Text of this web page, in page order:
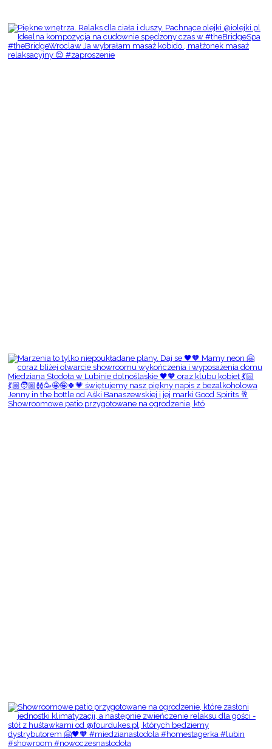
Showroomowe patio przygotowane na ogrodzenie, któ